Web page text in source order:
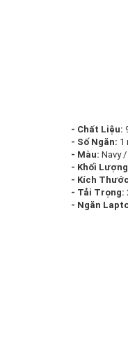
- Chất Liệu:
- Số Ngăn: 1
- Màu: Navy
- Khối
- Kích
- Tải Trọng:
- Ngăn